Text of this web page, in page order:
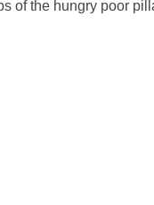
of the hungry poor